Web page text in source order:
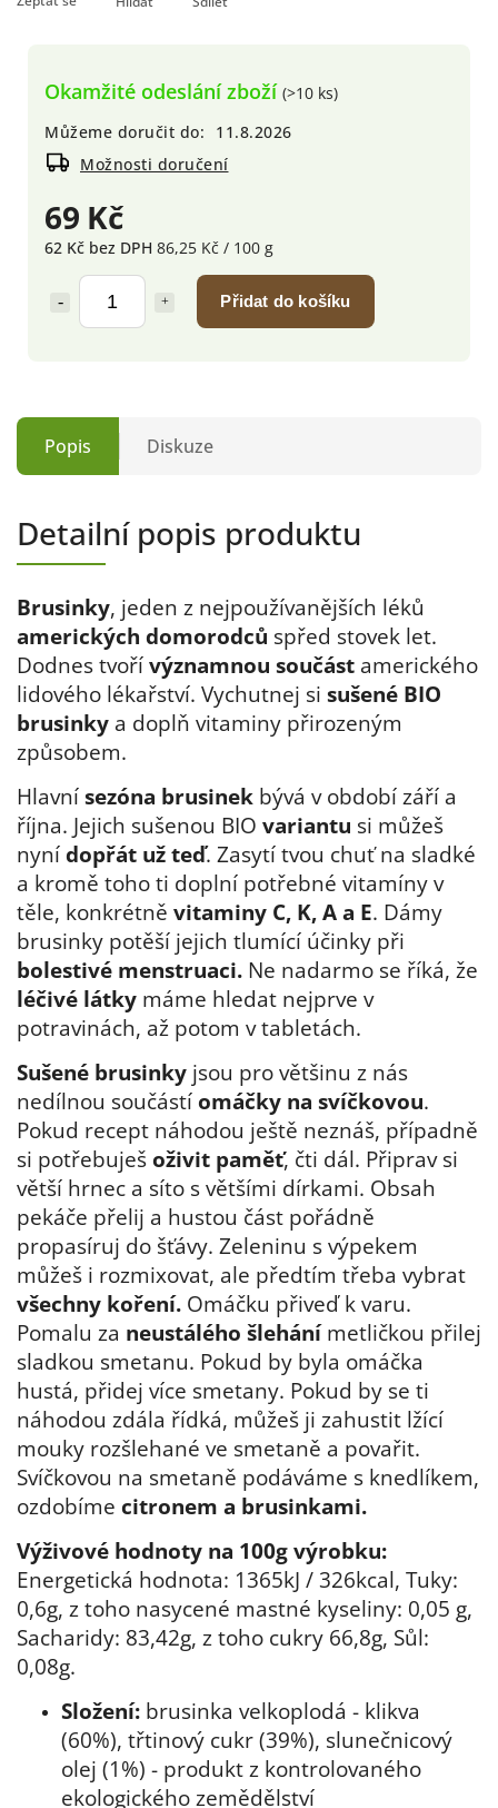
69 Kč
62 Kč bez DPH 86,25 Kč / 100 g
Přidat do košíku
Okamžité odeslání zboží (>10 ks)
Můžeme doručit do:
11.8.2026
Možnosti doručení
Popis Diskuze
Detailní popis produktu
Brusinky, jeden z nejpoužívanějších léků
amerických domorodců spřed stovek let.
Dodnes tvoří významnou součást amerického
lidového lékařství. Vychutnej si sušené BIO
brusinky a doplň vitaminy přirozeným
způsobem.
Hlavní sezóna brusinek bývá v období září a
října. Jejich sušenou BIO variantu si můžeš
nyní dopřát už teď. Zasytí tvou chuť na sladké
a kromě toho ti doplní potřebné vitamíny v
těle, konkrétně vitaminy C, K, A a E. Dámy
brusinky potěší jejich tlumící účinky při
bolestivé menstruaci. Ne nadarmo se říká, že
léčivé látky máme hledat nejprve v
potravinách, až potom v tabletách.
Sušené brusinky jsou pro většinu z nás
nedílnou součástí omáčky na svíčkovou.
Pokud recept náhodou ještě neznáš, případně
si potřebuješ oživit paměť, čti dál. Připrav si
větší hrnec a síto s většími dírkami. Obsah
pekáče přelij a hustou část pořádně
propasíruj do šťávy. Zeleninu s výpekem
můžeš i rozmixovat, ale předtím třeba vybrat
všechny koření. Omáčku přiveď k varu.
Pomalu za neustálého šlehánímetličkou přilej
sladkou smetanu. Pokud by byla omáčka
hustá, přidej více smetany. Pokud by se ti
náhodou zdála řídká, můžeš ji zahustit lžící
mouky rozšlehané ve smetaně a povařit.
Svíčkovou na smetaně podáváme s knedlíkem,
ozdobíme citronem a brusinkami.
Výživové hodnoty na 100g výrobku:
Energetická hodnota: 1365kJ / 326kcal, Tuky:
0,6g, z toho nasycené mastné kyseliny: 0,05 g,
Sacharidy: 83,42g, z toho cukry 66,8g, Sůl:
0,08g.
Složení: brusinka velkoplodá - klikva
(60%), třtinový cukr (39%), slunečnicový
olej (1%) - produkt z kontrolovaného
ekologického zemědělství